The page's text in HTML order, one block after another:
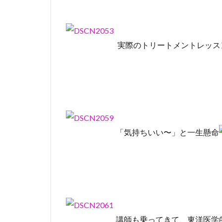
実際のトリートメントレッ
「気持ちいい〜」と一生懸命
講師も乗ってきて、東洋医学